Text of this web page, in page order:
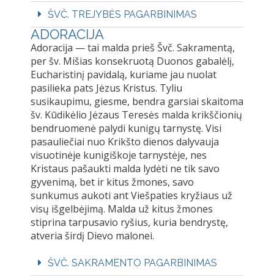
ŠVČ. TREJYBĖS PAGARBINIMAS
ADORACIJA
Adoracija — tai malda prieš Švč. Sakramentą,
per šv. Mišias konsekruotą Duonos gabalėlį,
Eucharistinį pavidalą, kuriame jau nuolat
pasilieka pats Jėzus Kristus. Tyliu
susikaupimu, giesme, bendra garsiai skaitoma
šv. Kūdikėlio Jėzaus Teresės malda krikščionių
bendruomenė palydi kunigų tarnystę. Visi
pasauliečiai nuo Krikšto dienos dalyvauja
visuotinėje kunigiškoje tarnystėje, nes
Kristaus pašaukti malda lydėti ne tik savo
gyvenimą, bet ir kitus žmones, savo
sunkumus aukoti ant Viešpaties kryžiaus už
visų išgelbėjimą. Malda už kitus žmones
stiprina tarpusavio ryšius, kuria bendrystę,
atveria širdį Dievo malonei.
ŠVČ. SAKRAMENTO PAGARBINIMAS